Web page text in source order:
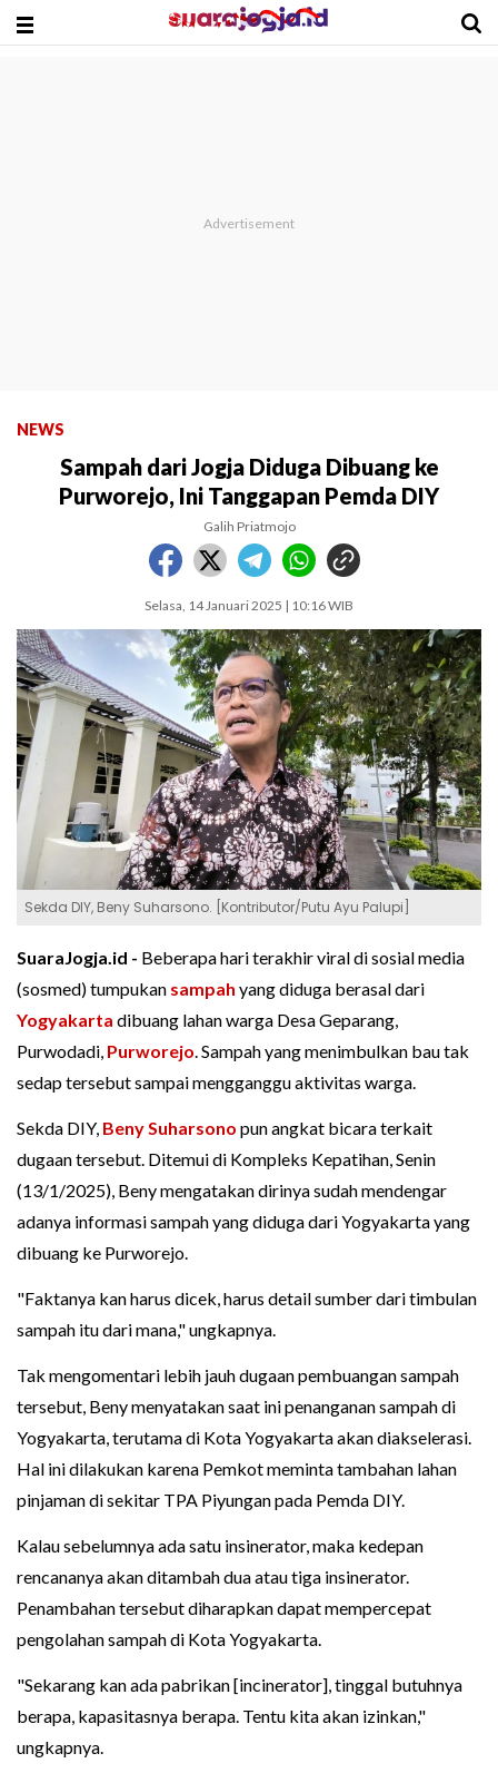
NEWS
Sampah dari Jogja Diduga Dibuang ke
Purworejo, Ini Tanggapan Pemda DIY
Galih Priatmojo
Selasa, 14 Januari 2025 | 10:16 WIB
Sekda DIY, Beny Suharsono. [Kontributor/Putu Ayu Palupi]
SuaraJogja.id - Beberapa hari terakhir viral di sosial media
(sosmed) tumpukan sampah yang diduga berasal dari
Yogyakarta dibuang lahan warga Desa Geparang,
Purwodadi, Purworejo. Sampah yang menimbulkan bau tak
sedap tersebut sampai mengganggu aktivitas warga.
Sekda DIY, Beny Suharsono pun angkat bicara terkait
dugaan tersebut. Ditemui di Kompleks Kepatihan, Senin
(13/1/2025), Beny mengatakan dirinya sudah mendengar
adanya informasi sampah yang diduga dari Yogyakarta yang
dibuang ke Purworejo.
"Faktanya kan harus dicek, harus detail sumber dari timbulan
sampah itu dari mana," ungkapnya.
Tak mengomentari lebih jauh dugaan pembuangan sampah
tersebut, Beny menyatakan saat ini penanganan sampah di
Yogyakarta, terutama di Kota Yogyakarta akan diakselerasi.
Hal ini dilakukan karena Pemkot meminta tambahan lahan
pinjaman di sekitar TPA Piyungan pada Pemda DIY.
Kalau sebelumnya ada satu insinerator, maka kedepan
rencananya akan ditambah dua atau tiga insinerator.
Penambahan tersebut diharapkan dapat mempercepat
pengolahan sampah di Kota Yogyakarta.
"Sekarang kan ada pabrikan [incinerator], tinggal butuhnya
berapa, kapasitasnya berapa. Tentu kita akan izinkan,"
ungkapnya.